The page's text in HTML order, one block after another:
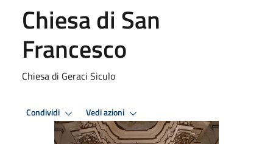
Chiesa di San
Francesco
Chiesa di Geraci Siculo
Condividi Vedi azioni